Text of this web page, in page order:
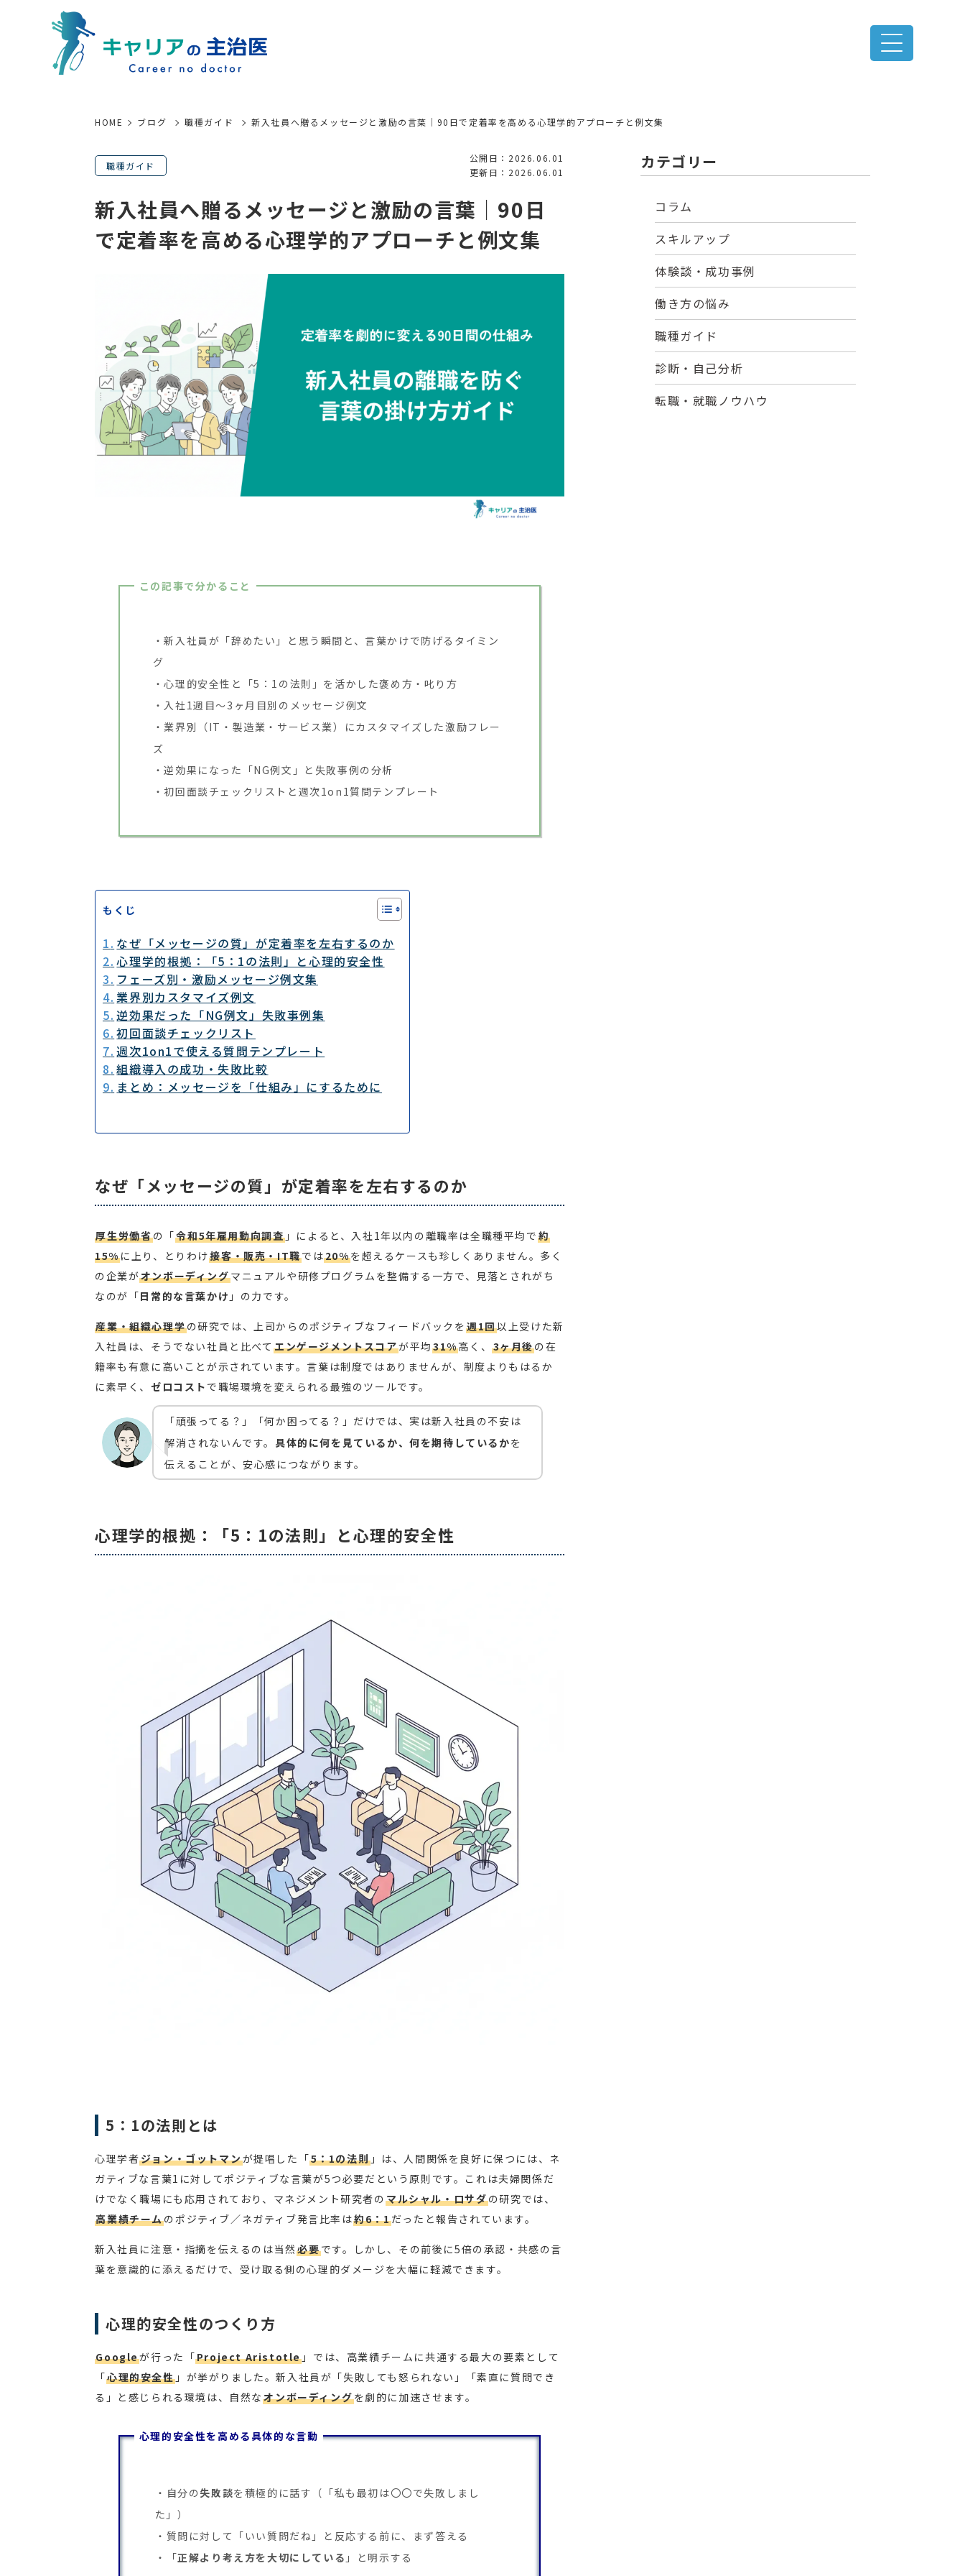
HOME ブログ 職種ガイド 新入社員へ贈るメッセージと激励の言葉｜90日で定着率を高める心理学的アプローチと例文集
職種ガイド
公開日：2026.06.01
更新日：2026.06.01
新入社員へ贈るメッセージと激励の言葉｜90日
で定着率を高める心理学的アプローチと例文集
この記事で分かること
新入社員が「辞めたい」と思う瞬間と、言葉かけで防げるタイミン
グ
心理的安全性と「5：1の法則」を活かした褒め方・叱り方
入社1週目〜3ヶ月目別のメッセージ例文
業界別（IT・製造業・サービス業）にカスタマイズした激励フレー
ズ
逆効果になった「NG例文」と失敗事例の分析
初回面談チェックリストと週次1on1質問テンプレート
もくじ
なぜ「メッセージの質」が定着率を左右するのか
心理学的根拠：「5：1の法則」と心理的安全性
フェーズ別・激励メッセージ例文集
業界別カスタマイズ例文
逆効果だった「NG例文」失敗事例集
初回面談チェックリスト
週次1on1で使える質問テンプレート
組織導入の成功・失敗比較
まとめ：メッセージを「仕組み」にするために
なぜ「メッセージの質」が定着率を左右するのか
厚生労働省の「令和5年雇用動向調査」によると、入社1年以内の離職率は全職種平均で約
15%に上り、とりわけ接客・販売・IT職では20%を超えるケースも珍しくありません。多く
の企業がオンボーディングマニュアルや研修プログラムを整備する一方で、見落とされがち
なのが「日常的な言葉かけ 」の力です。
産業・組織心理学の研究では、上司からのポジティブなフィードバックを週1回以上受けた新
入社員は、そうでない社員と比べて エンゲージメントスコアが平均 31%高く、3ヶ月後の在
籍率も有意に高いことが示されています。言葉は制度ではありませんが、制度よりもはるか
に素早く、 ゼロコスト で職場環境を変えられる最強のツールです。
「頑張ってる？」「何か困ってる？」だけでは、実は新入社員の不安は
解消されないんです。 具体的に何を見ているか、何を期待しているかを
伝えることが、安心感につながります。
心理学的根拠：「5：1の法則」と心理的安全性
5：1の法則とは
心理学者ジョン・ゴットマンが提唱した「5：1の法則」は、人間関係を良好に保つには、ネ
ガティブな言葉1に対してポジティブな言葉が5つ必要だという原則です。これは夫婦関係だ
けでなく職場にも応用されており、マネジメント研究者の マルシャル・ロサダの研究では、
高業績チームのポジティブ／ネガティブ発言比率は約6：1だったと報告されています。
新入社員に注意・指摘を伝えるのは当然 必要です。しかし、その前後に5倍の承認・共感の言
葉を意識的に添えるだけで、受け取る側の心理的ダメージを大幅に軽減できます。
心理的安全性のつくり方
Googleが行った「Project Aristotle 」では、高業績チームに共通する最大の要素として
「心理的安全性 」が挙がりました。新入社員が「失敗しても怒られない」「素直に質問でき
る」と感じられる環境は、自然なオンボーディングを劇的に加速させます。
心理的安全性を高める具体的な言動
自分の 失敗談を積極的に話す（「私も最初は〇〇で失敗しまし
た」）
質問に対して「いい質問だね」と反応する前に、まず答える
「正解より考え方を大切にしている 」と明示する
カテゴリー
コラム
スキルアップ
体験談・成功事例
働き方の悩み
職種ガイド
診断・自己分析
転職・就職ノウハウ